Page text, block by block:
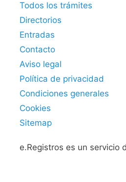
Todos los trámites
Directorios
Entradas
Contacto
Aviso legal
Política de privacidad
Condiciones generales
Cookies
Sitemap
e.Registros es un servicio